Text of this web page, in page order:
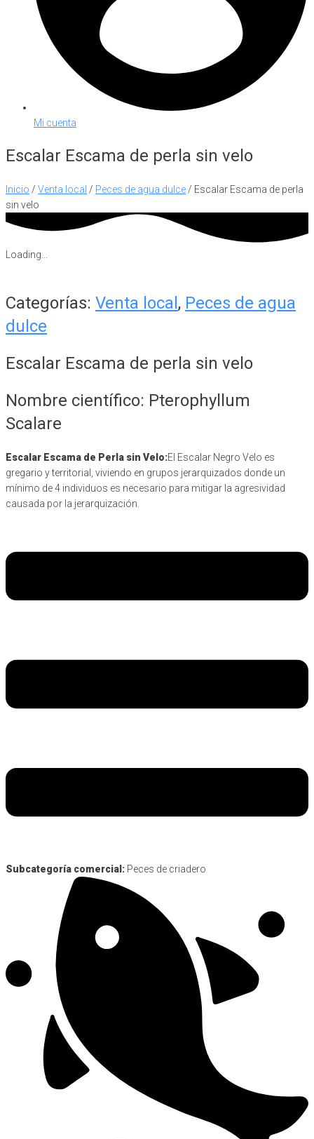
Mi cuenta
Escalar Escama de perla sin velo
Inicio / Venta local / Peces de agua dulce / Escalar Escama de perla
sin velo
Loading...
Categorías: Venta local, Peces de agua
dulce
Escalar Escama de perla sin velo
Nombre científico: Pterophyllum
Scalare
Escalar Escama de Perla sin Velo:El Escalar Negro Velo es
gregario y territorial, viviendo en grupos jerarquizados donde un
mínimo de 4 individuos es necesario para mitigar la agresividad
causada por la jerarquización.
Subcategoría comercial: Peces de criadero